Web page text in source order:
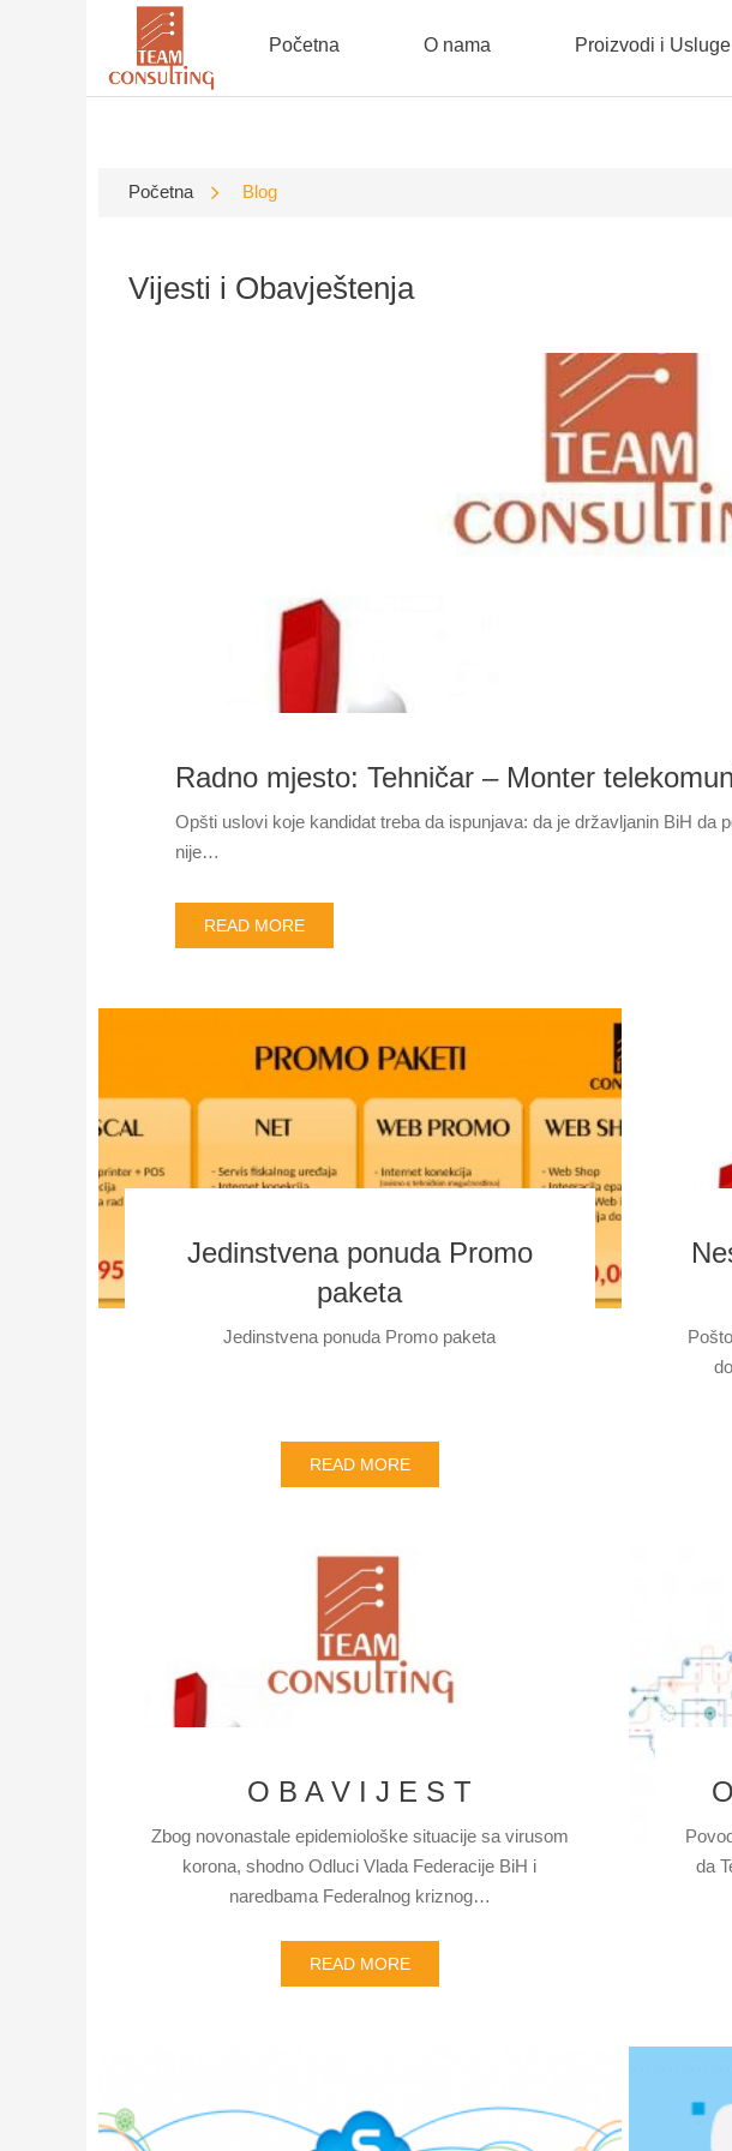
Početna O nama Proizvodi i Usluge
Početna Blog
Vijesti i Obavještenja
Radno mjesto: Tehničar – Monter
Opšti uslovi koje kandidat treba da ispunjava: da je državljanin BiH da
nije…
READ MORE
Jedinstvena ponuda Promo
paketa
Jedinstvena ponuda Promo paketa
READ MORE
O B A V I J E S T
Zbog novonastale epidemiološke situacije sa virusom
korona, shodno Odluci Vlada Federacije BiH i
naredbama Federalnog kriznog…
READ MORE
da